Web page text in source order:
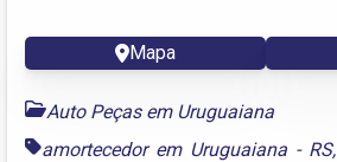
Mapa
Auto Peças em Uruguaiana
amortecedor em Uruguaiana - RS,